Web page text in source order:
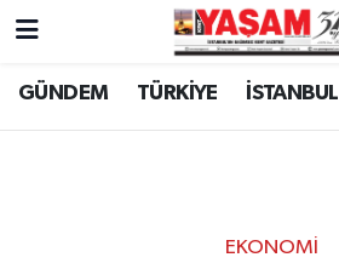
GÜNDEM TÜRKİYE İSTANBUL
EKONOMİ